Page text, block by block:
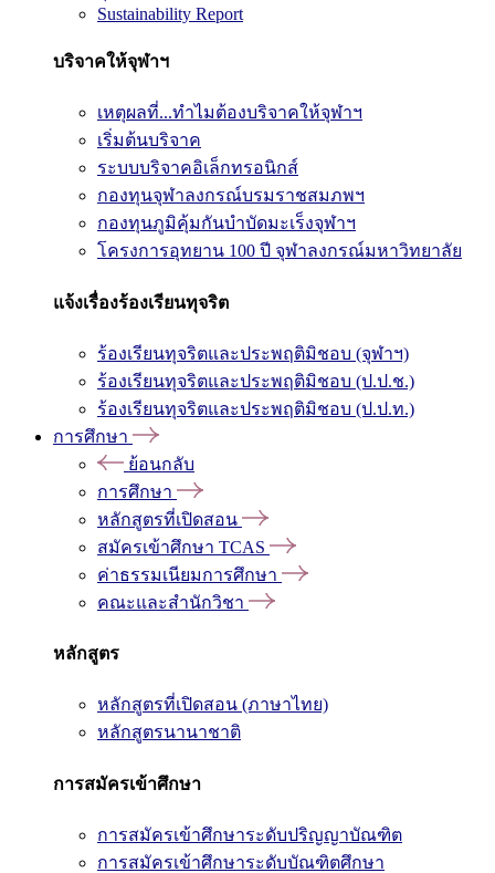
Sustainability Report
บริจาคให้จุฬาฯ
เหตุผลที่...ทำไมต้องบริจาคให้จุฬาฯ
เริ่มต้นบริจาค
ระบบบริจาคอิเล็กทรอนิกส์
กองทุนจุฬาลงกรณ์บรมราชสมภพฯ
กองทุนภูมิคุ้มกันบำบัดมะเร็งจุฬาฯ
โครงการอุทยาน 100 ปี จุฬาลงกรณ์มหาวิทยาลัย
แจ้งเรื่องร้องเรียนทุจริต
ร้องเรียนทุจริตและประพฤติมิชอบ (จุฬาฯ)
ร้องเรียนทุจริตและประพฤติมิชอบ (ป.ป.ช.)
ร้องเรียนทุจริตและประพฤติมิชอบ (ป.ป.ท.)
การศึกษา
ย้อนกลับ
การศึกษา
หลักสูตรที่เปิดสอน
สมัครเข้าศึกษา TCAS
ค่าธรรมเนียมการศึกษา
คณะและสำนักวิชา
หลักสูตร
หลักสูตรที่เปิดสอน (ภาษาไทย)
หลักสูตรนานาชาติ
การสมัครเข้าศึกษา
การสมัครเข้าศึกษาระดับปริญญาบัณฑิต
การสมัครเข้าศึกษาระดับบัณฑิตศึกษา